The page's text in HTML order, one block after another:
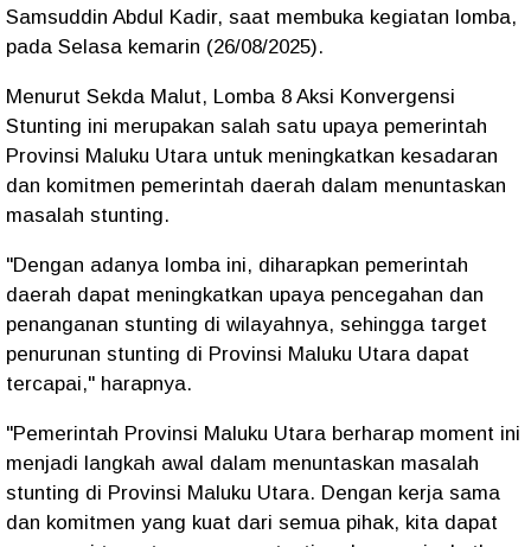
Samsuddin Abdul Kadir, saat membuka kegiatan lomba,
pada Selasa kemarin (26/08/2025).
Menurut Sekda Malut, Lomba 8 Aksi Konvergensi
Stunting ini merupakan salah satu upaya pemerintah
Provinsi Maluku Utara untuk meningkatkan kesadaran
dan komitmen pemerintah daerah dalam menuntaskan
masalah stunting.
"Dengan adanya lomba ini, diharapkan pemerintah
daerah dapat meningkatkan upaya pencegahan dan
penanganan stunting di wilayahnya, sehingga target
penurunan stunting di Provinsi Maluku Utara dapat
tercapai," harapnya.
"Pemerintah Provinsi Maluku Utara berharap moment ini
menjadi langkah awal dalam menuntaskan masalah
stunting di Provinsi Maluku Utara. Dengan kerja sama
dan komitmen yang kuat dari semua pihak, kita dapat